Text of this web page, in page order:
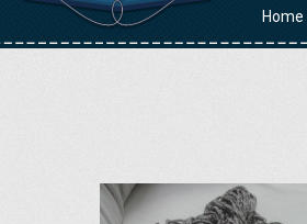
Home